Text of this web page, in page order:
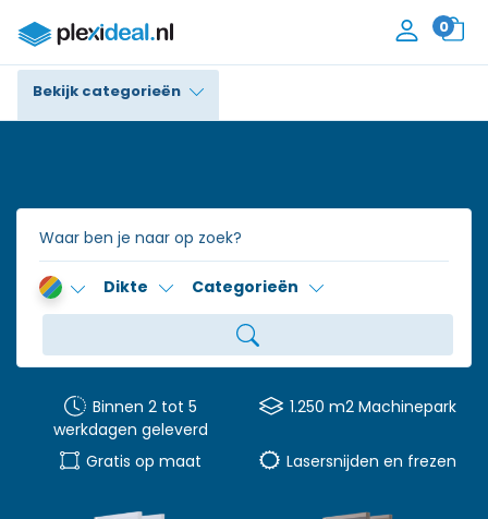
0
Bekijk categorieën
Trespa® / HPL
Alupanel / Dibond®
Accessoires
Dikte Categorieën
Binnen 2 tot 5
werkdagen geleverd
1.250 m2 Machinepark
Gratis op maat Lasersnijden en frezen